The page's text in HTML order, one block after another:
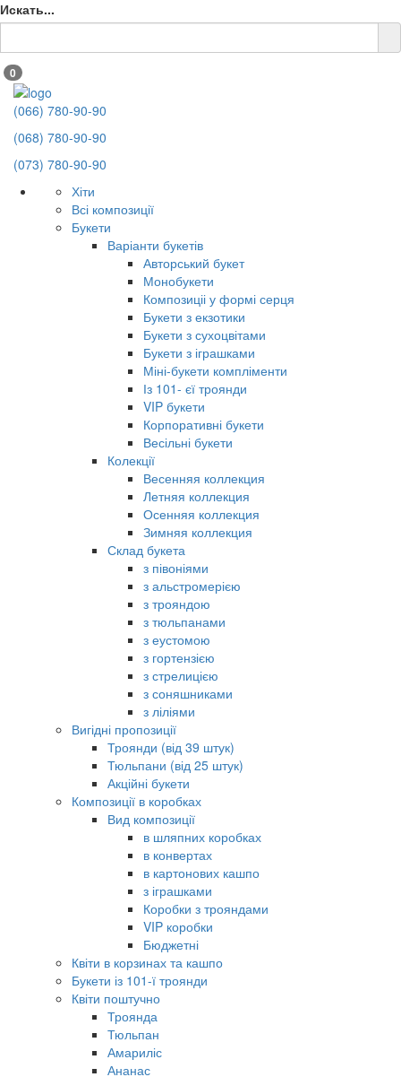
Искать...
0
(066) 780-90-90
(068) 780-90-90
(073) 780-90-90
Хіти
Всі композиції
Букети
Варіанти букетів
Авторський букет
Монобукети
Композиціі у формі серця
Букети з екзотики
Букети з сухоцвітами
Букети з іграшками
Міні-букети компліменти
Із 101- єї троянди
VIP букети
Корпоративні букети
Весільні букети
Колекції
Весенняя коллекция
Летняя коллекция
Осенняя коллекция
Зимняя коллекция
Склад букета
з півоніями
з альстромерією
з трояндою
з тюльпанами
з еустомою
з гортензією
з стрелицією
з соняшниками
з ліліями
Вигідні пропозиції
Троянди (від 39 штук)
Тюльпани (від 25 штук)
Акційні букети
Композиції в коробках
Вид композиції
в шляпних коробках
в конвертах
в картонових кашпо
з іграшками
Коробки з трояндами
VIP коробки
Бюджетні
Квіти в корзинах та кашпо
Букети із 101-ї троянди
Квіти поштучно
Троянда
Тюльпан
Амариліс
Ананас